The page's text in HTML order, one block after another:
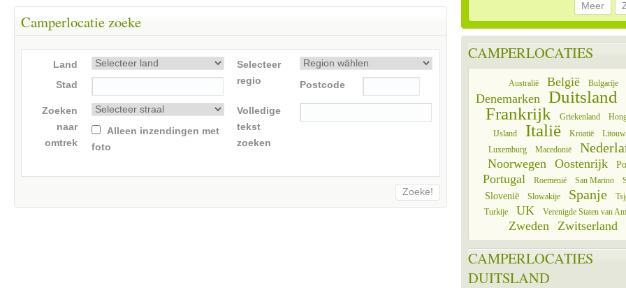
Camperlocatie zoeke
Selecteer
regio
Postcode
Volledige
tekst
zoeken
Land
Stad
Zoeken
naar
omtrek
Alleen inzendingen met
foto
Zoeke!
Meer
CAMPERLOCATIES
Australië België Bulgarije
Denemarken Duitsland
Frankrijk Griekenland
IJsland
Italië Kroatië
Luxemburg
Macedonië
Noorwegen Oostenrijk
Portugal Roemenië San Marino
Slovenië Slowakije Spanje
Turkije
UK Verenigde Staten van
Zweden Zwitserland
CAMPERLOCATIES
DUITSLAND